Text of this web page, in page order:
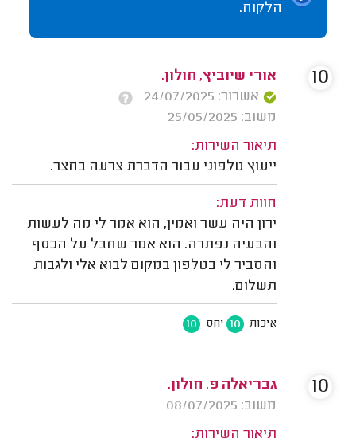
הלקוח.
אורי שיוביץ, חולון.
אשרור: 24/07/2025
משוב: 25/05/2025
תיאור השירות:
ייעוץ טלפוני עבור הדברת צרעה בחצר.
חוות דעת:
ירון היה עשר ואמין, הוא אמר לי מה לעשות
והבעיה נפתרה. הוא אמר שחבל על הכסף
והסביר לי בטלפון במקום לבוא אלי ולגבות
תשלום.
איכות 10 יחס 10
10
גבריאלה פ. חולון.
משוב: 08/07/2025
תיאור השירות:
10